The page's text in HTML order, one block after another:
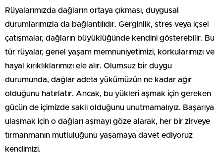
Rüyalarımızda dağların ortaya çıkması, duygusal
durumlarımızla da bağlantılıdır. Gerginlik, stres veya içsel
çatışmalar, dağların büyüklüğünde kendini gösterebilir. Bu
tür rüyalar, genel yaşam memnuniyetimizi, korkularımızı ve
hayal kırıklıklarımızı ele alır. Olumsuz bir duygu
durumunda, dağlar adeta yükümüzün ne kadar ağır
olduğunu hatırlatır. Ancak, bu yükleri aşmak için gereken
gücün de içimizde saklı olduğunu unutmamalıyız. Başarıya
ulaşmak için o dağları aşmayı göze alarak, her bir zirveye
tırmanmanın mutluluğunu yaşamaya davet ediyoruz
kendimizi.